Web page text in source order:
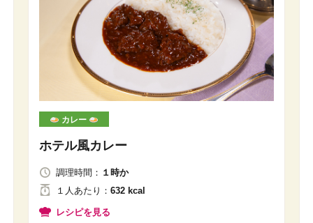
カレー
ホテル風カレー
調理時間： １時か
１人 あたり ： 632 kcal
レシピを見る